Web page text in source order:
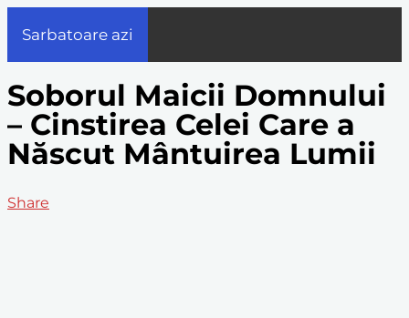
Sarbatoare azi
Soborul Maicii Domnului
– Cinstirea Celei Care a
Născut Mântuirea Lumii
Share